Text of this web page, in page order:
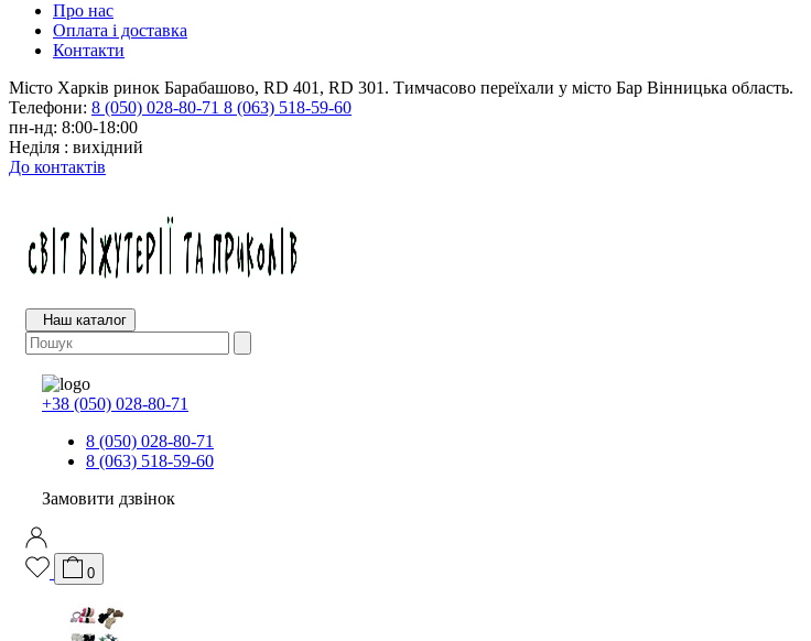
Про нас
Оплата і доставка
Контакти
Місто Харків ринок Барабашово, RD 401, RD 301. Тимчасово переїхали у місто Бар Вінницька область.
Телефони: 8 (050) 028-80-71 8 (063) 518-59-60
пн-нд: 8:00-18:00
Неділя : вихідний
До контактів
Наш каталог
+38 (050) 028-80-71
8 (050) 028-80-71
8 (063) 518-59-60
Замовити дзвінок
0